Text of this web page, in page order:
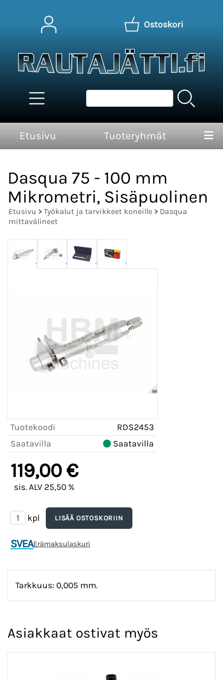
Ostoskori
Etusivu Tuoteryhmät
Dasqua 75 - 100 mm
Mikrometri, Sisäpuolinen
Etusivu > Työkalut ja tarvikkeet koneille > Dasqua
mittavälineet
Tuotekoodi
RDS2453
Saatavilla
Saatavilla
119,00 €
sis. ALV 25,50 %
kpl
SVEAErämaksulaskuri
Tarkkuus: 0,005 mm.
Asiakkaat ostivat myös